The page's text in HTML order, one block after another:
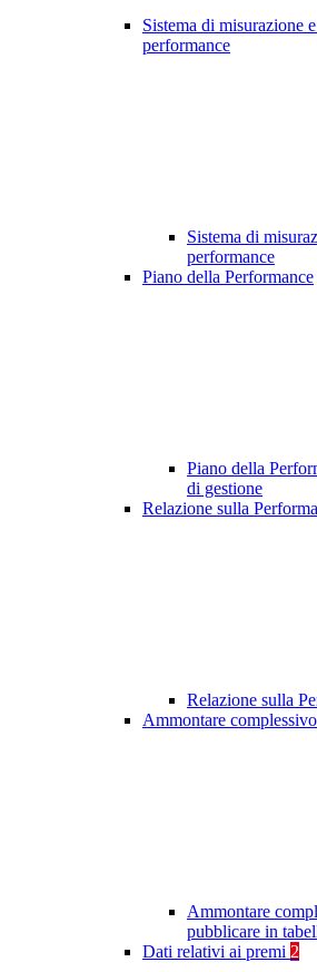
Sistema di misurazione
performance
Sistema di
performance
Piano della Performance
Piano della
di gestione
Relazione sulla
Relazione sulla
Ammontare
Ammontare
pubblicare in
Dati relativi ai premi 2